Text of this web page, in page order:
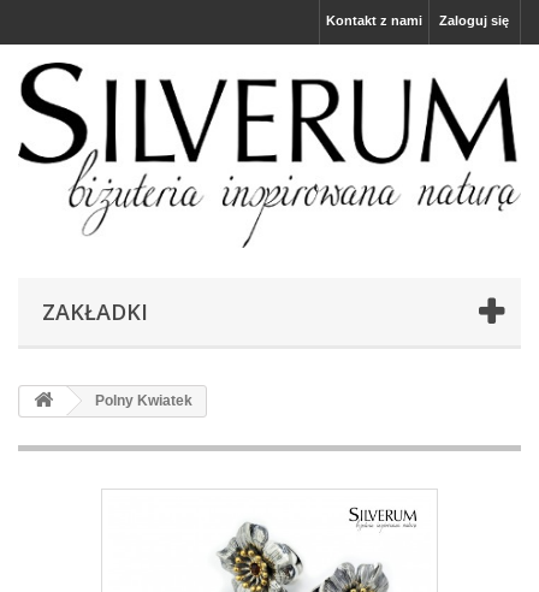
Zaloguj się
Kontakt z nami
ZAKŁADKI
Polny Kwiatek